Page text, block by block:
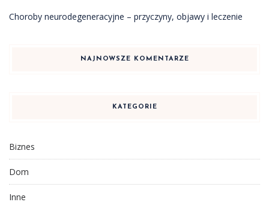
Choroby neurodegeneracyjne – przyczyny, objawy i leczenie
NAJNOWSZE KOMENTARZE
KATEGORIE
Biznes
Dom
Inne